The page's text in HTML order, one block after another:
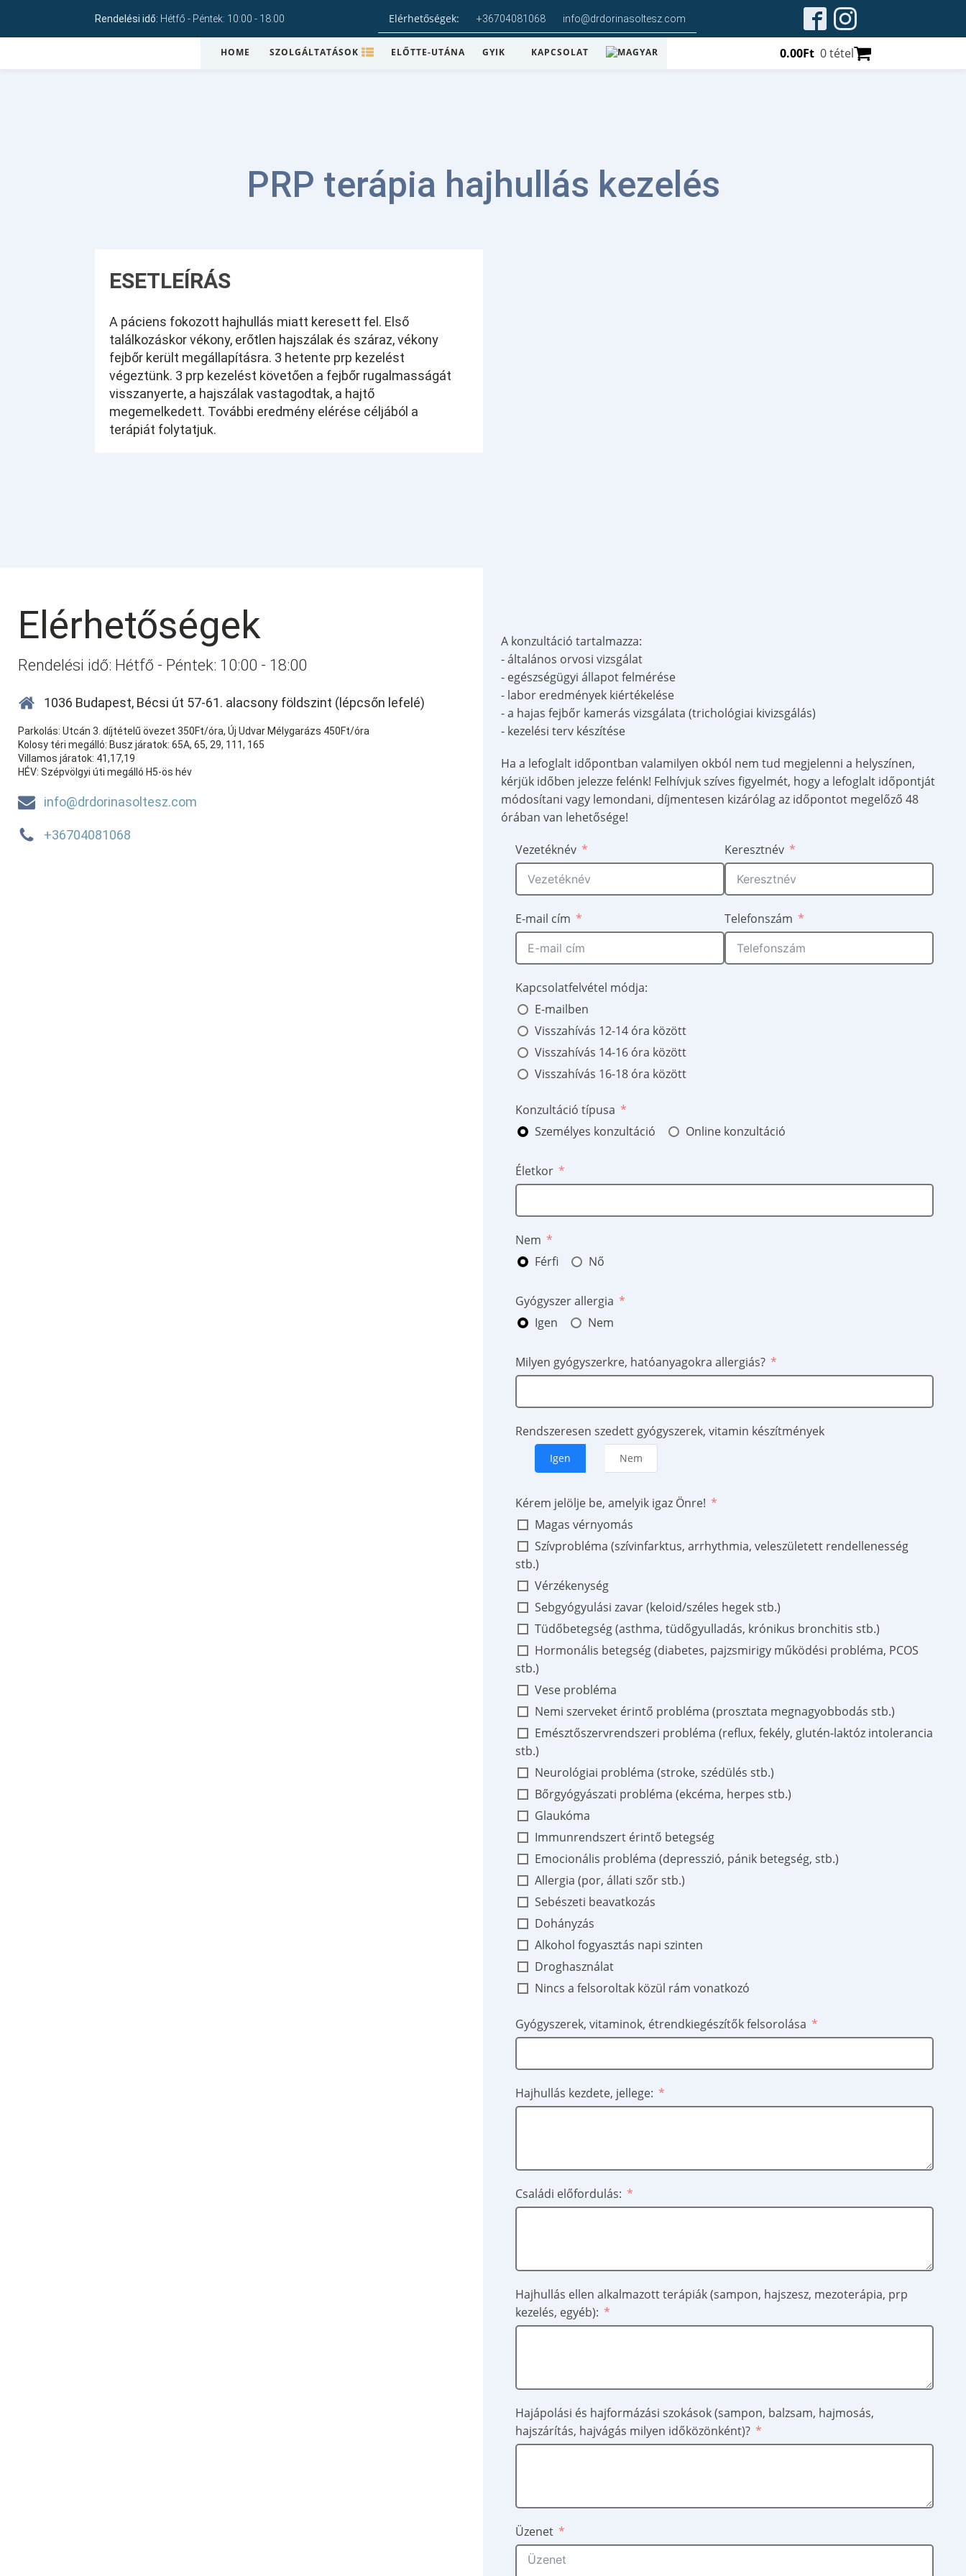
Rendelési idő: Hétfő - Péntek: 10:00 - 18:00 Elérhetőségek: +36704081068 info@drdorinasoltesz.com
HOME SZOLGÁLTATÁSOK ELŐTTE-UTÁNA GYIK KAPCSOLAT 0.00Ft 0 tétel
PRP terápia hajhullás kezelés
ESETLEÍRÁS
A páciens fokozott hajhullás miatt keresett fel. Első
találkozáskor vékony, erőtlen hajszálak és száraz, vékony
fejbőr került megállapításra. 3 hetente prp kezelést
végeztünk. 3 prp kezelést követően a fejbőr rugalmasságát
visszanyerte, a hajszálak vastagodtak, a hajtő
megemelkedett. További eredmény elérése céljából a
terápiát folytatjuk.
Elérhetőségek
Rendelési idő: Hétfő - Péntek: 10:00 - 18:00
1036 Budapest, Bécsi út 57-61. alacsony földszint (lépcsőn lefelé)
Parkolás: Utcán 3. díjtételű övezet 350Ft/óra, Új Udvar Mélygarázs 450Ft/óra
Kolosy téri megálló: Busz járatok: 65A, 65, 29, 111, 165
Villamos járatok: 41,17,19
HÉV: Szépvölgyi úti megálló H5-ös hév
info@drdorinasoltesz.com
+36704081068
A konzultáció tartalmazza:
- általános orvosi vizsgálat
- egészségügyi állapot felmérése
- labor eredmények kiértékelése
- a hajas fejbőr kamerás vizsgálata (trichológiai kivizsgálás)
- kezelési terv készítése
Ha a lefoglalt időpontban valamilyen okból nem tud megjelenni a helyszínen,
kérjük időben jelezze felénk! Felhívjuk szíves figyelmét, hogy a lefoglalt időpontját
módosítani vagy lemondani, díjmentesen kizárólag az időpontot megelőző 48
órában van lehetősége!
Vezetéknév Keresztnév
E-mail cím Telefonszám
Kapcsolatfelvétel módja:
E-mailben
Visszahívás 12-14 óra között
Visszahívás 14-16 óra között
Visszahívás 16-18 óra között
Konzultáció típusa
Személyes konzultáció
Online konzultáció
Életkor
Nem
Férfi
Nő
Gyógyszer allergia
Igen
Nem
Milyen gyógyszerkre, hatóanyagokra allergiás?
Rendszeresen szedett gyógyszerek, vitamin készítmények
Igen Nem
Kérem jelölje be, amelyik igaz Önre!
Magas vérnyomás
Szívprobléma (szívinfarktus, arrhythmia, veleszületett rendellenesség
stb.)
Vérzékenység
Sebgyógyulási zavar (keloid/széles hegek stb.)
Tüdőbetegség (asthma, tüdőgyulladás, krónikus bronchitis stb.)
Hormonális betegség (diabetes, pajzsmirigy működési probléma, PCOS
stb.)
Vese probléma
Nemi szerveket érintő probléma (prosztata megnagyobbodás stb.)
Emésztőszervrendszeri probléma (reflux, fekély, glutén-laktóz intolerancia
stb.)
Neurológiai probléma (stroke, szédülés stb.)
Bőrgyógyászati probléma (ekcéma, herpes stb.)
Glaukóma
Immunrendszert érintő betegség
Emocionális probléma (depresszió, pánik betegség, stb.)
Allergia (por, állati szőr stb.)
Sebészeti beavatkozás
Dohányzás
Alkohol fogyasztás napi szinten
Droghasználat
Nincs a felsoroltak közül rám vonatkozó
Gyógyszerek, vitaminok, étrendkiegészítők felsorolása
Hajhullás kezdete, jellege:
Családi előfordulás:
Hajhullás ellen alkalmazott terápiák (sampon, hajszesz, mezoterápia, prp
kezelés, egyéb):
Hajápolási és hajformázási szokások (sampon, balzsam, hajmosás,
hajszárítás, hajvágás milyen időközönként)?
Üzenet